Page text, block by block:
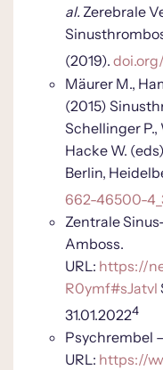
al. Zerebrale
(2019).
Mäurer M.,
(2015)
Schellinger P.,
Hacke W.
Berlin,
662-46500-
Zentrale
Amboss.
URL: https://
R0ymf#sJatvl
31.01.20224
Psychrembel
URL: https://